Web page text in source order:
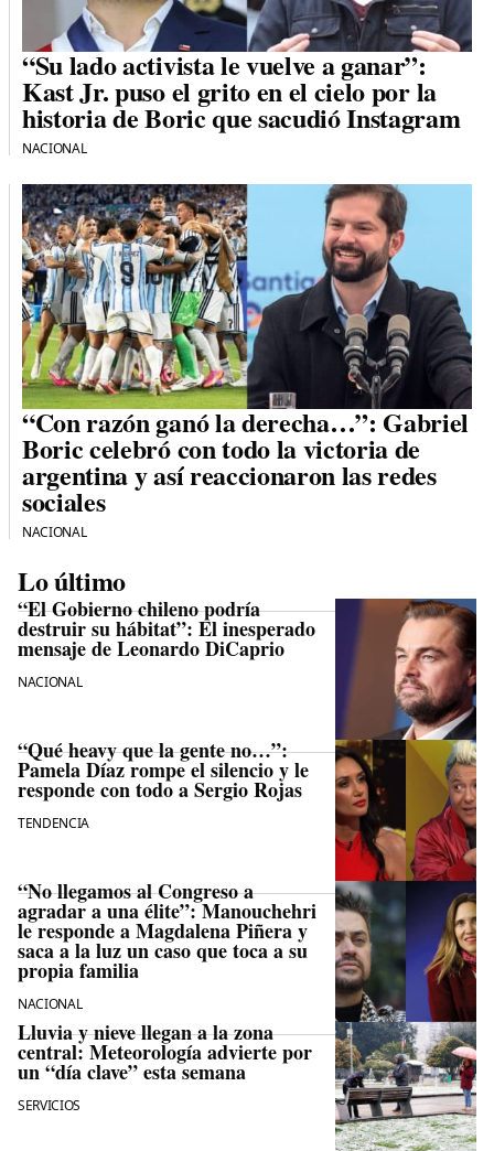
“Su lado activista le vuelve a ganar”:
Kast Jr. puso el grito en el cielo por la
historia de Boric que sacudió Instagram
NACIONAL
“Con razón ganó la derecha…”: Gabriel
Boric celebró con todo la victoria de
argentina y así reaccionaron las redes
sociales
NACIONAL
Lo último
“El Gobierno chileno podría
destruir su hábitat”: El inesperado
mensaje de Leonardo DiCaprio
NACIONAL
“Qué heavy que la gente no…”:
Pamela Díaz rompe el silencio y le
responde con todo a Sergio Rojas
TENDENCIA
“No llegamos al Congreso a
agradar a una élite”: Manouchehri
le responde a Magdalena Piñera y
saca a la luz un caso que toca a su
propia familia
NACIONAL
Lluvia y nieve llegan a la zona
central: Meteorología advierte por
un “día clave” esta semana
SERVICIOS